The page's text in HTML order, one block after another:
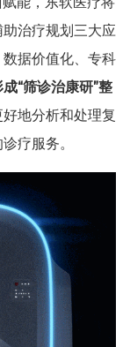
治疗规划三大应
据价值化、专科
“筛诊治康研”整
地分析和处理复
疗服务。